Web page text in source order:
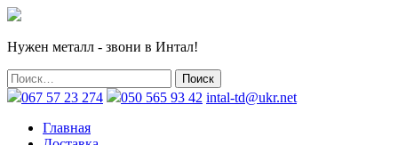
Нужен металл - звони в Интал!
067 57 23 274 050 565 93 42 intal-td@ukr.net
Главная